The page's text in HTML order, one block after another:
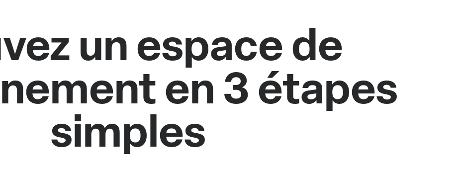
un espace de
en 3 étapes
simples